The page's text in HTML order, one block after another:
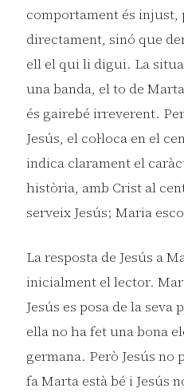
comportament és injust,
directament, sinó que
ell el qui li digui. La
una banda, el to de
és gairebé irreverent.
Jesús, el col·loca en el
indica clarament el
història, amb Crist al
serveix Jesús; Maria
La resposta de Jesús a
inicialment el lector.
Jesús es posa de la
ella no ha fet una bona
germana. Però Jesús no
fa Marta està bé i Jesús